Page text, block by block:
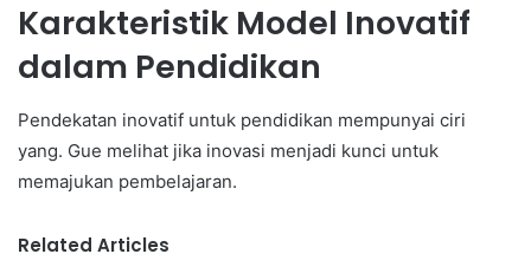
Karakteristik Model Inovatif
dalam Pendidikan
Pendekatan inovatif untuk pendidikan mempunyai ciri
yang. Gue melihat jika inovasi menjadi kunci untuk
memajukan pembelajaran.
Related Articles